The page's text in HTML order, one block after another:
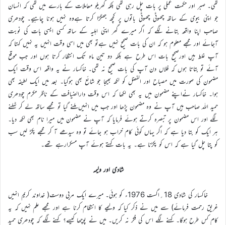
تھی۔ صبر اور حکمت عملی پر بات چل رہی تھی بلکہ گھریلو معاملات کے بارے میں تھی کہ انسان
جو اپنی بیوی کے ساتھ چھوٹی چھوٹی باتوں پر کچھ جھگڑا کرتا ہےوہ نہیں ہونا چاہیے۔ چودھری
صاحب اپنا واقعہ بتانے لگے کہ اگر میرے گھر اپنی اہلیہ کے ساتھ کسی ایسی بات کی نوبت
آجائے اور مجھے معلوم ہو کہ ان کی بات صحیح نہیں ہےتو بھی میں اسی وقت انہیں یہ نہیں کہتا کہ
آپ غلط ہیں اورصحیح بات اس طرح ہے بلکہ دو تین ماہ تک انتظار کرتا ہوں اور جب موقع
آئے تو بتاتا ہوں کہ فلاں دن آپ کی بات صحیح نہ تھی۔ خاکسار نے یہ واقعہ اس وقت ایک
مضمون کی صورت میں مصباح اور الفضل کو لکھ بھیجا جو شائع بھی ہوگیا۔ بعد میں ایک لطیفہ بھی
ہوا۔ خاکسار نےاپنے مضمون میں یہ بھی لکھا کہ اس وقت دارالضیافت کے ناظر مکرم چودھری
حمید اللہ صاحب ہیں آپ نے وہ مضمون پڑھا اور جب میں انہیں ملنے گیا تو مجھے ساتھ لے کر ٹہلنے
لگے اور اس مضمون پر تبصرہ کرتے ہوئے فرمایا کہ آپ نے مضمون میں میرا نام بھی لکھ دیا۔
ہر ایک کو بتا دیا ہے کہ اگر یہاں کوئی کام خراب ہو جائے تو وہ سیدھے آ کر مجھے پکڑ لیں سب
کو پتا چل گیا ہے کہ اس کو پکڑنا ہے۔ یہ بات کہتے ہوئے آپ مسکرارہے تھے۔
شادی اور ولیمہ
خاکسار کی شادی 18؍اگست 1976ء کو ہوئی۔ میرے ایک مربی دوست( خداوند کریم انہیں
غریق رحمت فرمائے) سے میں نے ذکر کیا کہ ولیمے کا انتظام کرنا ہے اور مجھے علم نہیں کہ یہ
کام کس طرح ہوگا۔ کہنے لگے اس کی فکر نہ کریں۔ میں نے پوچھا کیسے؟ کہنے لگے کہ چودھری حمید